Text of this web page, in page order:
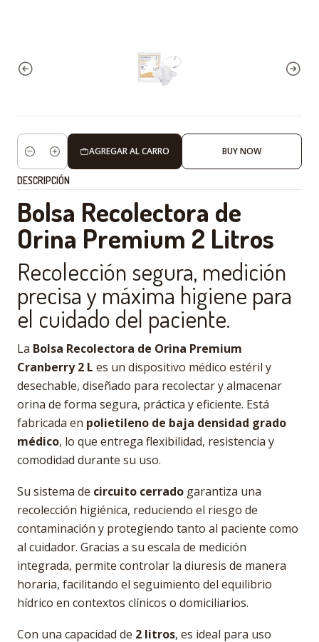
Cantidad
AGREGAR AL CARRO BUY NOW
DESCRIPCIÓN
Bolsa Recolectora de
Orina Premium 2 Litros
Recolección segura, medición
precisa y máxima higiene para
el cuidado del paciente.
La Bolsa Recolectora de Orina Premium
Cranberry 2 L es un dispositivo médico estéril y
desechable, diseñado para recolectar y almacenar
orina de forma segura, práctica y eficiente. Está
fabricada en polietileno de baja densidad grado
médico, lo que entrega flexibilidad, resistencia y
comodidad durante su uso.
Su sistema de circuito cerrado garantiza una
recolección higiénica, reduciendo el riesgo de
contaminación y protegiendo tanto al paciente como
al cuidador. Gracias a su escala de medición
integrada, permite controlar la diuresis de manera
horaria, facilitando el seguimiento del equilibrio
hídrico en contextos clínicos o domiciliarios.
Con una capacidad de 2 litros, es ideal para uso